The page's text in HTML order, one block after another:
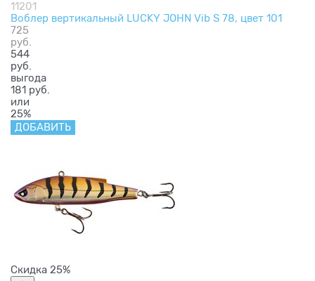
11201
Воблер вертикальный LUCKY JOHN Vib S 78, цвет 101
725
руб.
544
руб.
выгода
181 руб.
или
25%
ДОБАВИТЬ
Скидка 25%